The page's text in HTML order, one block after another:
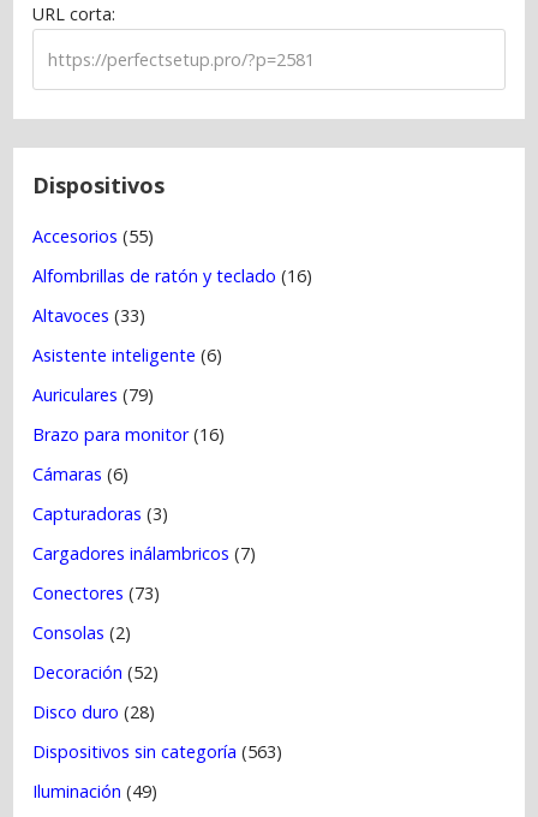
e
n
URL corta:
Dispositivos
Accesorios (55)
Alfombrillas de ratón y teclado (16)
Altavoces (33)
Asistente inteligente (6)
Auriculares (79)
Brazo para monitor(16)
Cámaras (6)
Capturadoras (3)
Cargadores inálambricos (7)
Conectores (73)
Consolas (2)
Decoración (52)
Disco duro (28)
Dispositivos sin categoría (563)
Iluminación (49)